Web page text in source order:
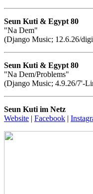
Seun Kuti & Egypt 80
"Na Dem"
(Django Music; 12.6.26/
Seun Kuti & Egypt 80
"Na Dem/Problems"
(Django Music; 4.9.26/7'-
Seun Kuti im Netz
Website | Facebook |